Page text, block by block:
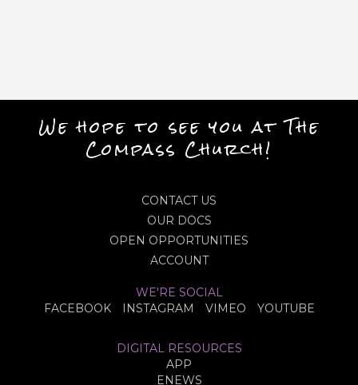
We hope to see you at The
Compass Church!
CONTACT US
OUR DOCS
OPEN OPPORTUNITIES
ACCOUNT
WE'RE SOCIAL
FACEBOOK
INSTAGRAM VIMEO YOUTUBE
DIGITAL RESOURCES
APP
ENEWS